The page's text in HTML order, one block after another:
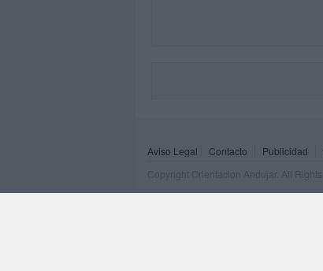
Aviso Legal Contacto Publicidad